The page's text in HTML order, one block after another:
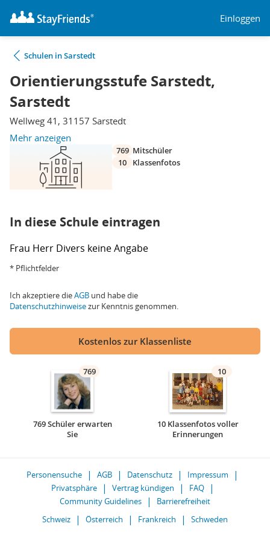
Einloggen
Schulen in Sarstedt
Orientierungsstufe Sarstedt,
Sarstedt
Wellweg 41, 31157 Sarstedt
Mehr anzeigen
769 Mitschüler
10
Klassenfotos
In diese Schule eintragen
Frau Herr Divers keine Angabe
* Pflichtfelder
Ich akzeptiere dieAGB und habe die
Datenschutzhinweisezur Kenntnis genommen.
Kostenlos zur Klassenliste
769
769 Schüler erwarten
Sie
10
10 Klassenfotos voller
Erinnerungen
Personensuche AGB Datenschutz
Impressum
Privatsphäre
Vertrag kündigen
FAQ
Community Guidelines
Barrierefreiheit
Schweiz
Österreich Frankreich Schweden